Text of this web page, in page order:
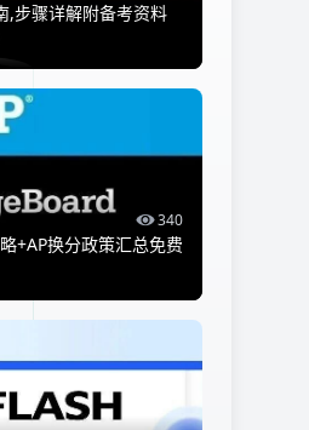
,步骤详解附备考资料
340
+AP换分政策汇总免费